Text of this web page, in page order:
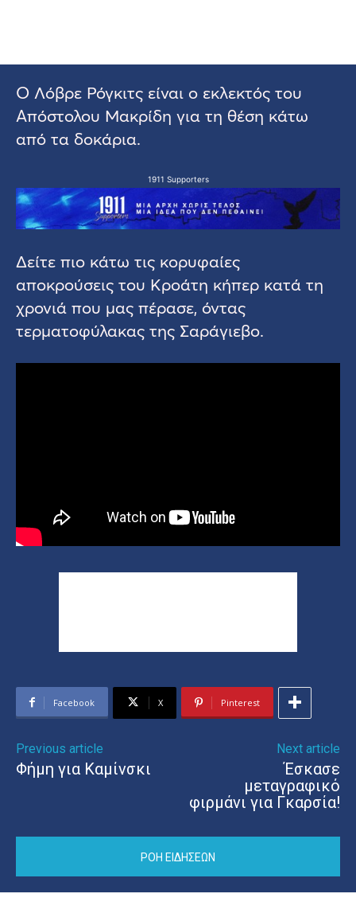
Ο Λόβρε Ρόγκιτς είναι ο εκλεκτός του
Απόστολου Μακρίδη για τη θέση κάτω
από τα δοκάρια.
1911 Supporters
Δείτε πιο κάτω τις κορυφαίες
αποκρούσεις του Κροάτη κήπερ κατά τη
χρονιά που μας πέρασε, όντας
τερματοφύλακας της Σαράγιεβο.
Facebook X Pinterest
Previous article
Φήμη για Καμίνσκι
Next article
Έσκασε
μεταγραφικό
φιρμάνι για Γκαρσία!
ΡΟΗ ΕΙΔΗΣΕΩΝ